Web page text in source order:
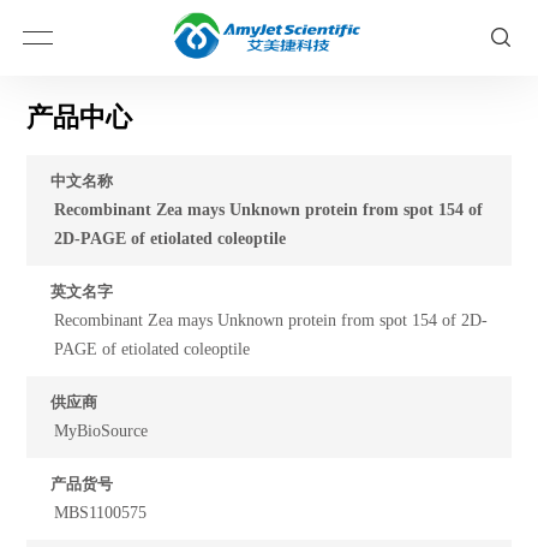
产品中心
中文名称
Recombinant Zea mays Unknown protein from spot 154 of
2D-PAGE of etiolated coleoptile
英文名字
Recombinant Zea mays Unknown protein from spot 154 of 2D-
PAGE of etiolated coleoptile
供应商
MyBioSource
产品货号
MBS1100575